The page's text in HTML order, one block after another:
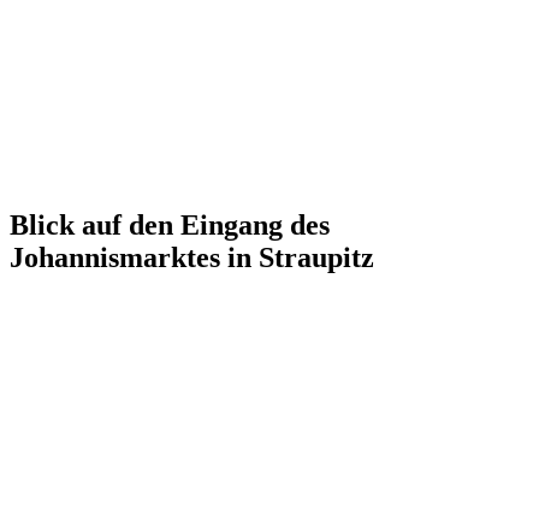
Blick auf den Eingang des
Johannismarktes in Straupitz